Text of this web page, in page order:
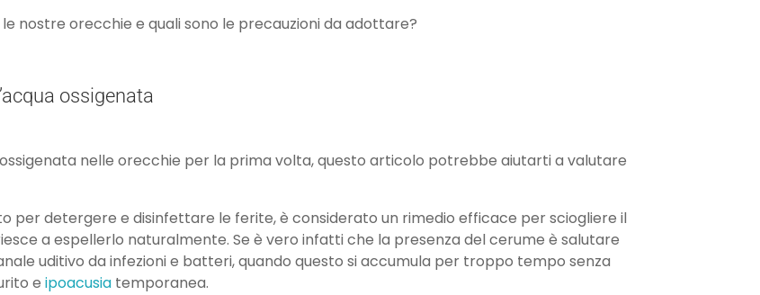
nostre orecchie e quali sono le precauzioni da adottare?
ossigenata
nelle orecchie per la prima volta, questo articolo potrebbe aiutarti a valutare
per detergere e disinfettare le ferite, è considerato un rimedio efficace per sciogliere il
a espellerlo naturalmente. Se è vero infatti che la presenza del cerume è salutare
uditivo da infezioni e batteri, quando questo si accumula per troppo tempo senza
eipoacusia temporanea.